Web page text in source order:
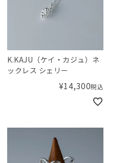
K.KAJU（ケイ・カジュ）ネ
ックレス シェリー
¥14,300税込